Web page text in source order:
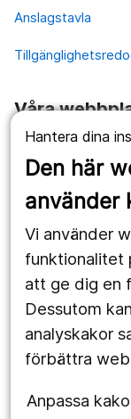
Hantera dina
Den här
använder
Vi använder
funktionalitet
att ge dig en
Dessutom
analyskakor
förbättra
Anpassa
Anslagstavla
Våra
1177.se
Länstrafiken
Utveckling
Följ oss
Facebook